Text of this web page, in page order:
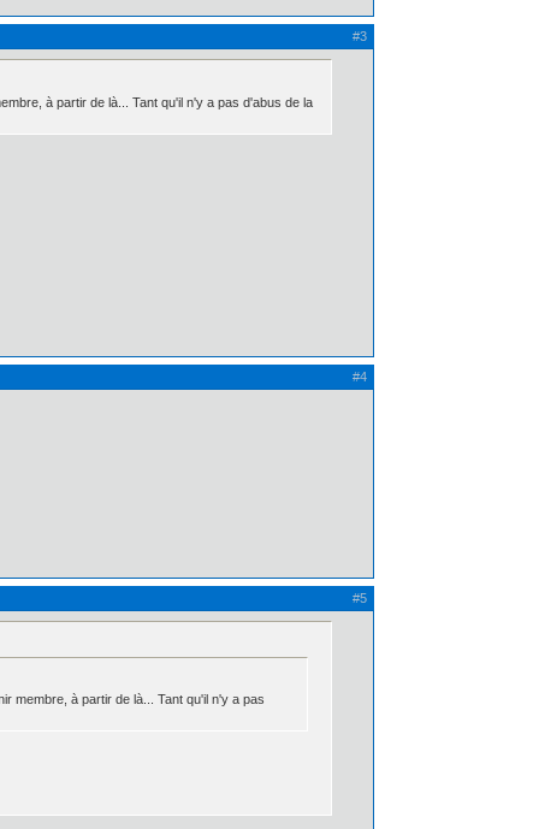
#3
à partir de là... Tant qu'il n'y a pas d'abus de la
#4
#5
membre, à partir de là... Tant qu'il n'y a pas